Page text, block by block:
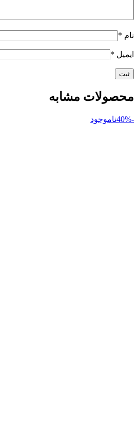
نام *
ایمیل *
محصولات مشابه
-40% ناموجود